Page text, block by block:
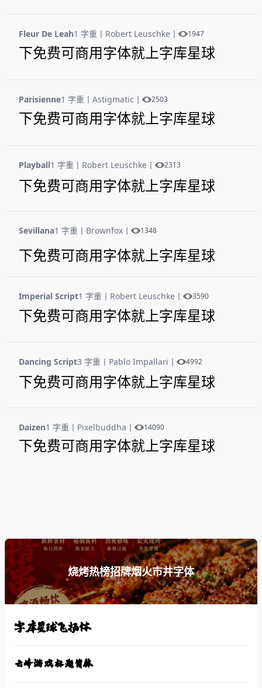
Fleur De Leah1 字重 丨 Robert Leuschke 丨 1947
下免费可商用字体就上字库星球
Parisienne1 字重 丨 Astigmatic 丨 2503
下免费可商用字体就上字库星球
Playball1 字重 丨 Robert Leuschke 丨 2313
下免费可商用字体就上字库星球
Sevillana1 字重 丨 Brownfox 丨 1348
下免费可商用字体就上字库星球
Imperial Script1 字重 丨 Robert Leuschke 丨 3590
下免费可商用字体就上字库星球
Dancing Script3 字重 丨 Pablo Impallari 丨 4992
下免费可商用字体就上字库星球
Daizen1 字重 丨 Pixelbuddha 丨 14090
下免费可商用字体就上字库星球
烧烤热榜招牌烟火市井字体
字库星球飞扬体
云峰游戏标题简体